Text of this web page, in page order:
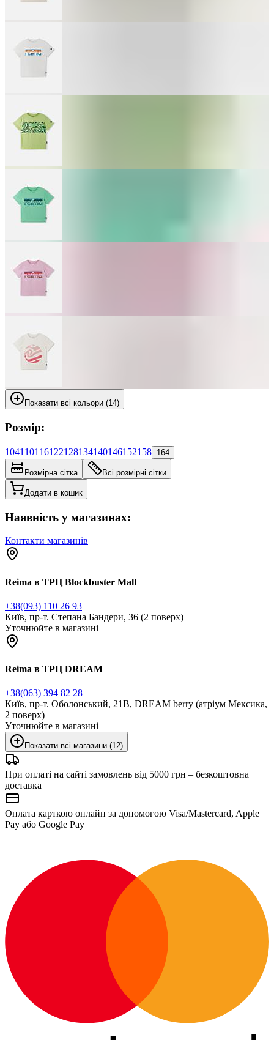
Показати всі кольори (14)
Розмір:
104110116122128134140146152158 164
Розмірна сітка Всі розмірні сітки
Додати в кошик
Наявність у магазинах:
Контакти магазинів
Reima в ТРЦ Blockbuster Mall
+38(093) 110 26 93
Київ, пр-т. Степана Бандери, 36 (2 поверх)
Уточнюйте в магазині
Reima в ТРЦ DREAM
+38(063) 394 82 28
Київ, пр-т. Оболонський, 21В, DREAM berry (атріум Мексика,
2 поверх)
Уточнюйте в магазині
Показати всі магазини (12)
При оплаті на сайті замовлень від 5000 грн – безкоштовна
доставка
Оплата карткою онлайн за допомогою Visa/Mastercard, Apple
Pay або Google Pay